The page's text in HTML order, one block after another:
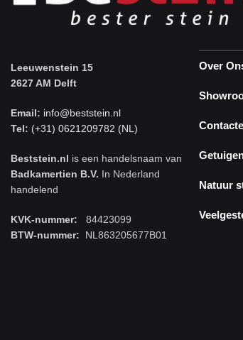
Leeuwenstein 15
2627 AM Delft
Email: info@beststein.nl
Tel: (+31) 0621209782 (NL)
Beststein.nl is een handelsnaam van
Badkamertien B.V. In Nederland
handelend
KVK-nummer: 84423099
BTW-nummer: NL863205677B01
Over
Natuur